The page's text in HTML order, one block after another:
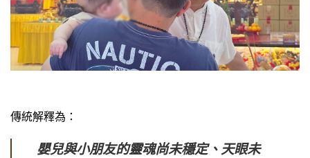
傳統解釋為：
嬰兒與小朋友的靈魂尚未穩定、天眼未